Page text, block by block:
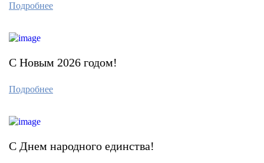
Подробнее
С Новым 2026 годом!
Подробнее
С Днем народного единства!